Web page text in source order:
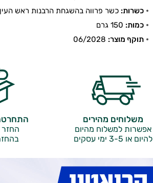
כשרות: כשר פרווה בהשגחת הרבנות ראש העין
כמות:
תוקף מוצר:
משלוחים מהירים
אפשרות למשלוח מהיום
להיום או 3-5 ימי עסקים